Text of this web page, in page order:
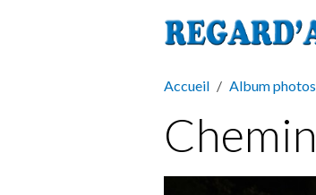
Accueil Album photos
Chemin